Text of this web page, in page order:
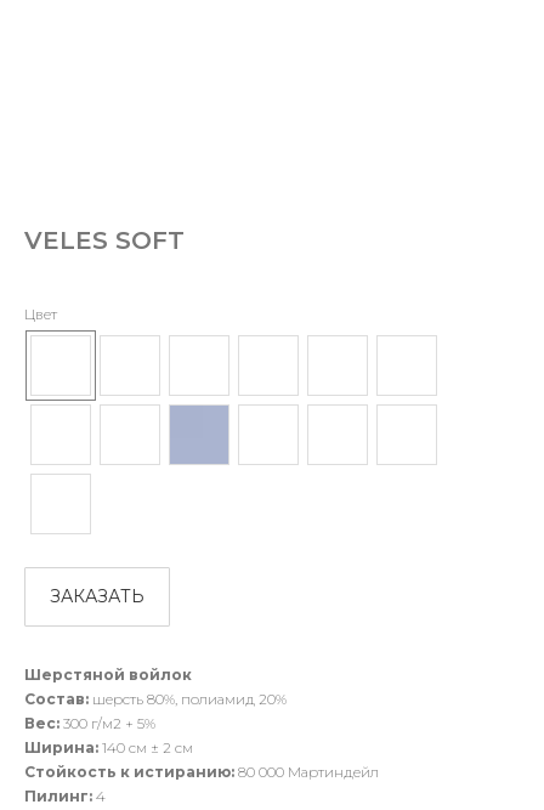
VELES SOFT
Цвет
ЗАКАЗАТЬ
Шерстяной войлок
Состав: шерсть 80%, полиамид 20%
Вес: 300 г/м2 + 5%
Ширина: 140 см ± 2 см
Стойкость к истиранию: 80 000 Мартиндейл
Пилинг: 4